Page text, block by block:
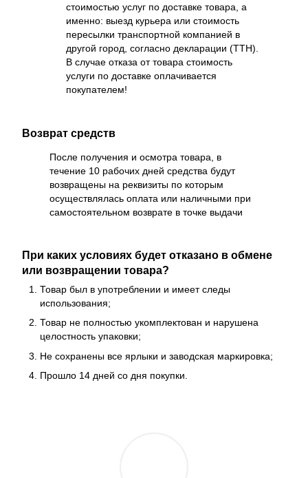
стоимостью услуг по доставке товара, а
именно: выезд курьера или стоимость
пересылки транспортной компанией в
другой город, согласно декларации (ТТН).
В случае отказа от товара стоимость
услуги по доставке оплачивается
покупателем!
Возврат средств
После получения и осмотра товара, в
течение 10 рабочих дней средства будут
возвращены на реквизиты по которым
осуществлялась оплата или наличными при
самостоятельном возврате в точке выдачи
При каких условиях будет отказано в обмене
или возвращении товара?
Товар был в употреблении и имеет следы
использования;
Товар не полностью укомплектован и нарушена
целостность упаковки;
Не сохранены все ярлыки и заводская маркировка;
Прошло 14 дней со дня покупки.